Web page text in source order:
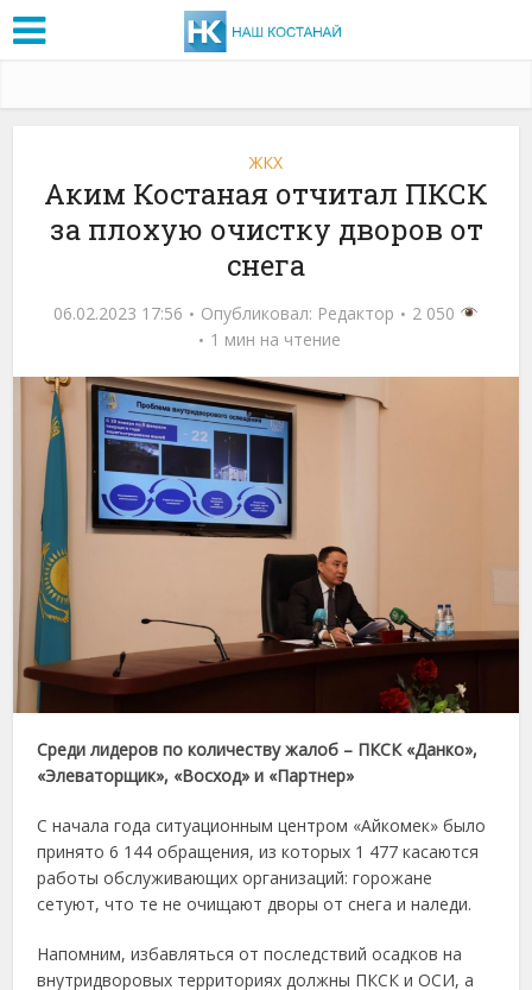
ЖКХ
Аким Костаная отчитал ПКСК
за плохую очистку дворов от
снега
06.02.2023 17:56 Опубликовал: Редактор
2 050
1 мин на чтение
Среди лидеров по количеству жалоб – ПКСК «Данко»,
«Элеваторщик», «Восход» и «Партнер»
С начала года ситуационным центром «Айкомек» было
принято 6 144 обращения, из которых 1 477 касаются
работы обслуживающих организаций: горожане
сетуют, что те не очищают дворы от снега и наледи.
Напомним, избавляться от последствий осадков на
внутридворовых территориях должны ПКСК и ОСИ, а